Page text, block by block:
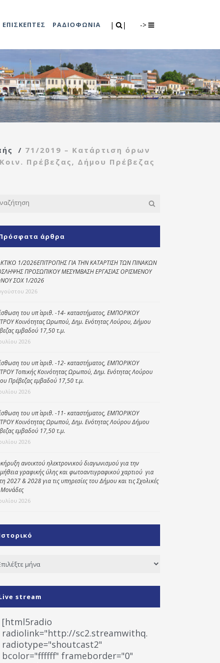
| | ->
Τμήμα Πρόνοιας
Κέντρο
γυναικών
Κέντρο ανοιχτής
(Κ.Α.Π.Η.)
Κοινωνικό
παντοπωλείο
Kοινωνικό
φαρμακείο
Πρόγραμμα
Κέντρο Ημερήσιας
Φροντίδας
Ηλικιωμένων
(Κ.Η.Φ.Η.) Πρέβεζας
εκδηλώσεις
ΕΠΙΣΚΕΠΤΕΣ ΡΑΔΙΟΦΩΝΙΑ
/ 71/2019 – Κατάρτιση όρων
Πρέβεζας, Δήμου Πρέβεζας
άρθρα
1/2026ΕΠΙΤΡΟΠΗΣ ΓΙΑ ΤΗΝ ΚΑΤΑΡΤΙΣΗ ΤΩΝ ΠΙΝΑΚΩΝ
ΠΡΟΣΩΠΙΚΟΥ ΜΕΣΥΜΒΑΣΗ ΕΡΓΑΣΙΑΣ ΟΡΙΣΜΕΝΟΥ
ΣΟΧ 1/2026
2026
του υπ΄ αριθ. -14- καταστήματος, ΕΜΠΟΡΙΚΟΥ
Κοινότητας Ωρωπού, Δημ. Ενότητας Λούρου, Δήμου
εμβαδού 17,50 τ.μ.
2026
του υπ΄ αριθ. -12- καταστήματος, ΕΜΠΟΡΙΚΟΥ
Τοπικής Κοινότητας Ωρωπού, Δημ. Ενότητας Λούρου
Πρέβεζας εμβαδού 17,50 τ.μ.
2026
του υπ΄ αριθ. -11- καταστήματος, ΕΜΠΟΡΙΚΟΥ
Κοινότητας Ωρωπού, Δημ. Ενότητας Λούρου Δήμου
εμβαδού 17,50 τ.μ.
2026
ανοικτού ηλεκτρονικού διαγωνισμού για την
γραφικής ύλης και φωτοαντιγραφικού χαρτιού για
2027 & 2028 για τις υπηρεσίες του Δήμου και τις Σχολικές
2026
stream
[html5radio
radiolink="http://sc2.streamwithq.com:8028/
radiotype="shoutcast2"
bcolor="ffffff" frameborder="0"